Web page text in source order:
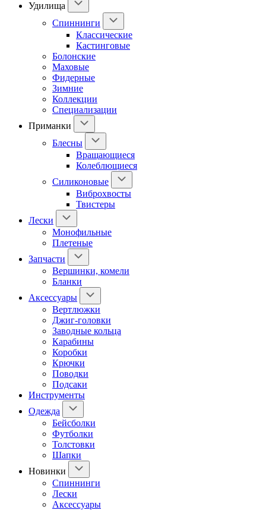
Удилища
Спиннинги
Классические
Кастинговые
Болонские
Маховые
Фидерные
Зимние
Коллекции
Специализации
Приманки
Блесны
Вращающиеся
Колеблющиеся
Силиконовые
Виброхвосты
Твистеры
Лески
Монофильные
Плетеные
Запчасти
Вершинки, комели
Бланки
Аксессуары
Вертлюжки
Джиг-головки
Заводные кольца
Карабины
Коробки
Крючки
Поводки
Подсаки
Инструменты
Одежда
Бейсболки
Футболки
Толстовки
Шапки
Новинки
Спиннинги
Лески
Аксессуары